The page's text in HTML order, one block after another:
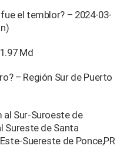
el temblor? – 2024-03-
Md
– Región Sur de Puerto
al Sur-Suroeste de
Sureste de Santa
Suereste de Ponce,PR